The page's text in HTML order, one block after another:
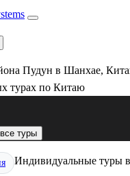
туры
Индивидуальные туры